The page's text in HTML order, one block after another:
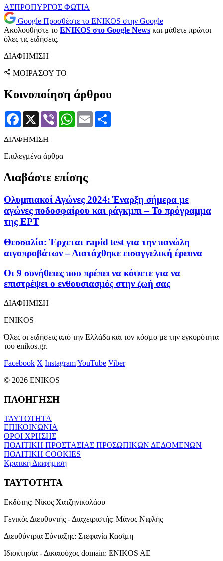
ΑΣΠΡΟΠΥΡΓΟΣ ΦΩΤΙΑ
Google Προσθέστε το ENIKOS στην Google
Ακολουθήστε το ENIKOS στο Google News και μάθετε πρώτοι
όλες τις ειδήσεις.
ΔΙΑΦΗΜΙΣΗ
ΜΟΙΡΑΣΟΥ ΤΟ
Κοινοποίηση άρθρου
Facebook
X Viber WhatsApp
Email
ΔΙΑΦΗΜΙΣΗ
Επιλεγμένα άρθρα
Διαβάστε επίσης
Ολυμπιακοί Αγώνες 2024: Έναρξη σήμερα με
αγώνες ποδοσφαίρου και ράγκμπι – Το πρόγραμμα
της ΕΡΤ
Θεσσαλία: Έρχεται rapid test για την πανώλη
αιγοπροβάτων – Διατάχθηκε εισαγγελική έρευνα
Οι 9 συνήθειες που πρέπει να κόψετε για να
επιστρέψει ο ενθουσιασμός στην ζωή σας
ΔΙΑΦΗΜΙΣΗ
ENIKOS
Όλες οι ειδήσεις από την Ελλάδα και τον κόσμο με την εγκυρότητα
του enikos.gr.
Facebook X InstagramYouTube Viber
© 2026 ENIKOS
ΠΛΟΗΓΗΣΗ
ΤΑΥΤΟΤΗΤΑ
ΕΠΙΚΟΙΝΩΝΙΑ
ΟΡΟΙ ΧΡΗΣΗΣ
ΠΟΛΙΤΙΚΗ ΠΡΟΣΤΑΣΙΑΣ ΠΡΟΣΩΠΙΚΩΝ ΔΕΔΟΜΕΝΩΝ
ΠΟΛΙΤΙΚΗ COOKIES
Κρατική Διαφήμιση
ΤΑΥΤΟΤΗΤΑ
Εκδότης: Νίκος Χατζηνικολάου
Γενικός Διευθυντής - Διαχειριστής: Μάνος Νιφλής
Διευθύντρια Σύνταξης: Στεφανία Κασίμη
Ιδιοκτησία - Δικαιούχος domain: ENIKOS AE